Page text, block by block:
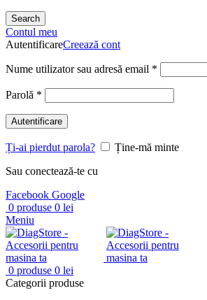
Search
Contul meu
AutentificareCreează cont
Nume utilizator sau adresă email *
Parolă *
Autentificare
Ți-ai pierdut parola?
Ține-mă minte
Sau conectează-te cu
Facebook Google
0 produse 0 lei
Meniu
0 produse 0 lei
Categorii produse